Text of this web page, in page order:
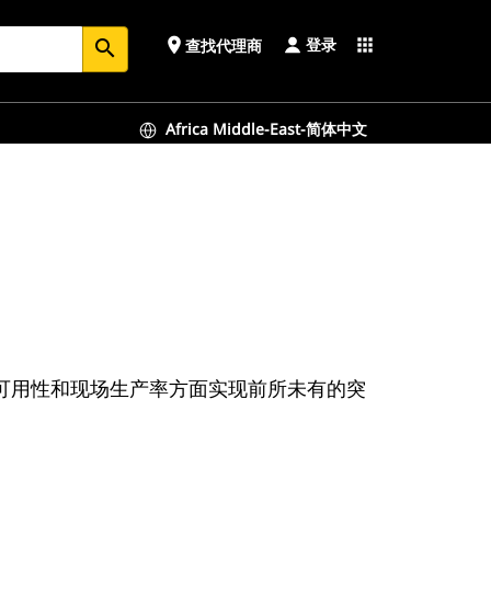
search place 查找代理商 登录 apps
Africa Middle-East-简体中文
性和现场生产率方面实现前所未有的突